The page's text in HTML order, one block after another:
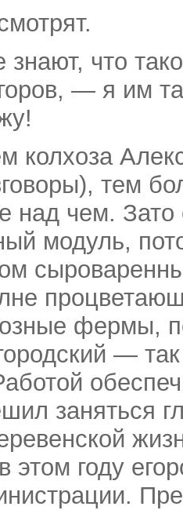
что
— я им
колхоза
тем
над чем.
модуль,
фермы,
—
заняться
году